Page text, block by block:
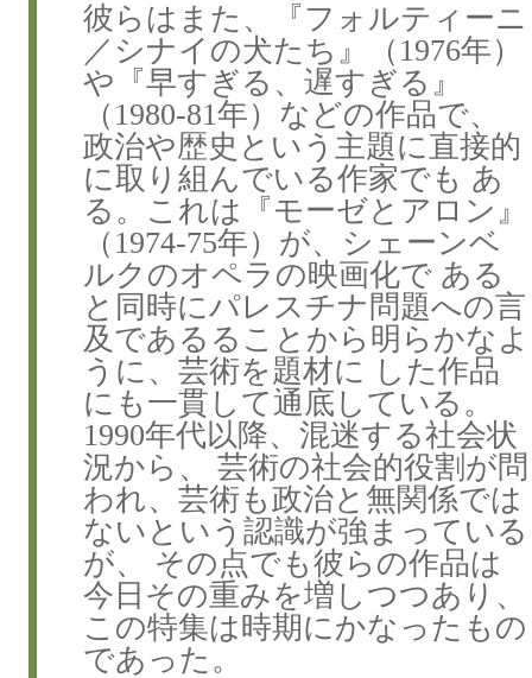
彼らはまた、『フォルティーニ
／シナイの犬たち』（1976年）
や『早すぎる、遅すぎる』
（1980-81年）などの作品で、
政治や歴史という主題に直接的
に取り組んでいる作家でも あ
る。これは『モーゼとアロン』
（1974-75年）が、シェーンベ
ルクのオペラの映画化で ある
と同時にパレスチナ問題への言
及であるることから明らかなよ
うに、芸術を題材に した作品
にも一貫して通底している。
1990年代以降、混迷する社会状
況から、 芸術の社会的役割が問
われ、芸術も政治と無関係では
ないという認識が強まっている
が、 その点でも彼らの作品は
今日その重みを増しつつあり、
この特集は時期にかなったもの
であった。